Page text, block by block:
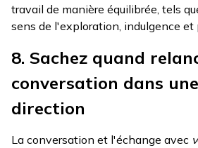
travail de manière équilibrée, tels
sens de l'exploration, indulgence et
8. Sachez quand
conversation dans
direction
La conversation et l'échange avec v